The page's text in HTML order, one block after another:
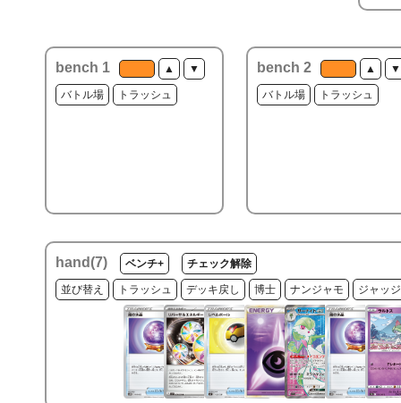
bench 1 ▲ ▼
バトル場 トラッシュ
bench 2 ▲ ▼
バトル場 トラッシュ
hand(7) ベンチ+ チェック解除
並び替え トラッシュ デッキ戻し 博士 ナンジャモ ジャッ